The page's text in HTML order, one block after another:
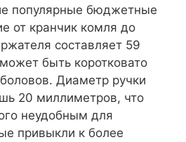
популярные бюджетные
от кранчик комля до
составляет 59
быть коротковато
Диаметр ручки
20 миллиметров, что
неудобным для
привыкли к более